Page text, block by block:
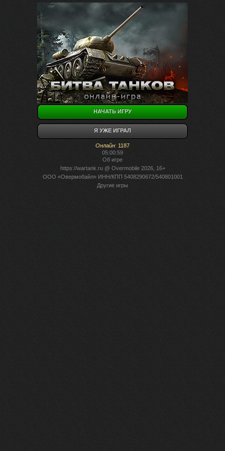
НАЧАТЬ ИГРУ
Я УЖЕ ИГРАЛ
Онлайн: 1187
05:00:59
Об игре
https://wartank.ru@ Overmobile 2026, 16+
ООО «Овермобайл» ИНН/КПП 5408290672/540801001
Другие игры